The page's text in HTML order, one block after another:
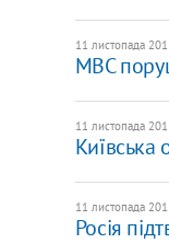
11 листопада
МВС
11 листопада
Київська
11 листопада
Росія